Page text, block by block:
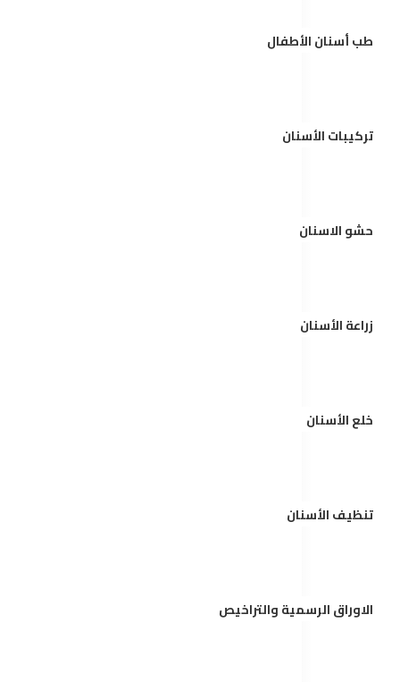
طب أسنان الأطفال
تركيبات الأسنان
حشو الاسنان
زراعة الأسنان
خلع الأسنان
تنظيف الأسنان
الاوراق الرسمية والتراخيص